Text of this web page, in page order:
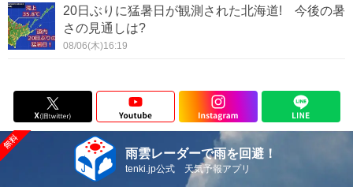
20日ぶりに猛暑日が観測された北海道! 今後の暑
さの見通しは?
08/06(木)16:19
雨雲レーダーで雨を回避！
tenki.jp公式 天気予報アプリ